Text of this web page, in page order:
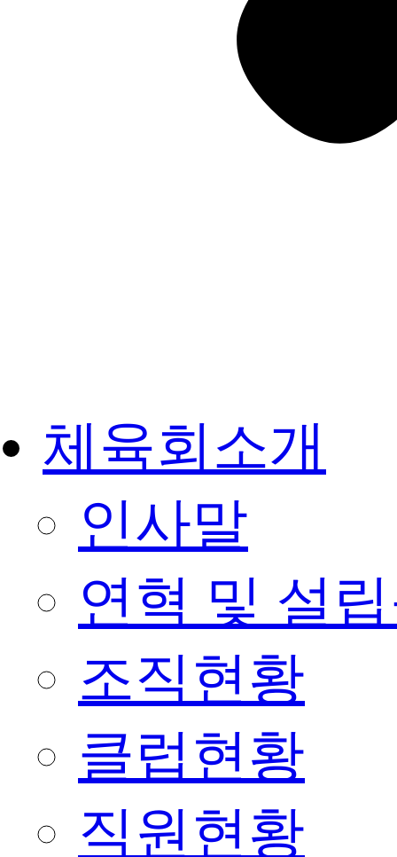
체육회소개
인사말
연혁 및 설
조직현황
클럽현황
직원현황